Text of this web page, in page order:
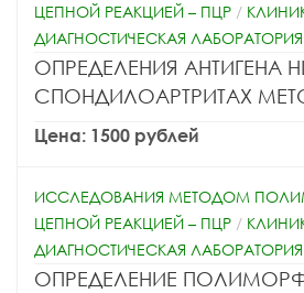
ЦЕПНОЙ РЕАКЦИЕЙ – ПЦР /
ДИАГНОСТИЧЕСКАЯ ЛАБОРАТОРИЯ
ОПРЕДЕЛЕНИЯ АНТИГЕНА
СПОНДИЛОАРТРИТАХ
Цена: 1500 рублей
ИССЛЕДОВАНИЯ МЕТОДОМ
ЦЕПНОЙ РЕАКЦИЕЙ – ПЦР /
ДИАГНОСТИЧЕСКАЯ ЛАБОРАТОРИЯ
ОПРЕДЕЛЕНИЕ